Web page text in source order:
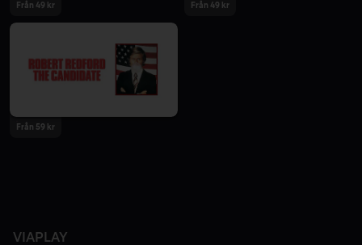
Från 49 kr Från 49 kr
Från 59 kr
VIAPLAY